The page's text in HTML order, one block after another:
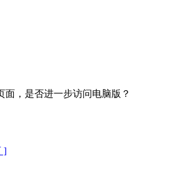
面，是否进一步访问电脑版？
]